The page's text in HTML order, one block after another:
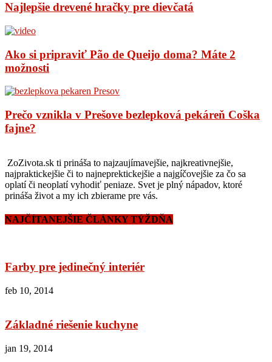
Najlepšie drevené hračky pre dievčatá
Ako si pripraviť Pão de Queijo doma? Máte 2
možnosti
Prečo vznikla v Prešove bezlepková pekáreň Coška
fajne?
ZoZivota.sk ti prináša to najzaujímavejšie, najkreativnejšie,
najpraktickejšie či to najneprektickejšie a najgíčovejšie za čo sa
oplatí či neoplatí vyhodiť peniaze. Svet je plný nápadov, ktoré
prináša život a my ich zbierame pre vás.
NAJČÍTANEJŠIE ČLÁNKY TÝŽDŇA
Farby pre jedinečný interiér
feb 10, 2014
Základné riešenie kuchyne
jan 19, 2014